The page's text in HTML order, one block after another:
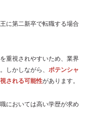
に第二新卒で転職する場合
重視されやすいため、業界
しかしながら、 ポテンシャ
される可能性があります。
においては高い学歴が求め